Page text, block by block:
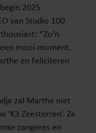
2025
van Studio 100
“Zo’n
mooi moment.
en feliciteren
zal Marthe niet
Zeesterren’. Ze
zangeres en